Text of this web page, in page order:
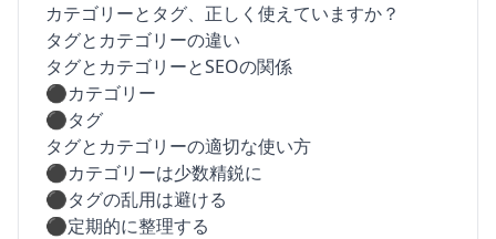
カテゴリーとタグ、正しく使えていますか？
タグとカテゴリーの違い
タグとカテゴリーとSEOの関係
⚫︎カテゴリー
⚫︎タグ
タグとカテゴリーの適切な使い方
⚫︎カテゴリーは少数精鋭に
⚫︎タグの乱用は避ける
⚫︎定期的に整理する